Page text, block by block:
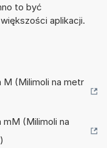
to być
aplikacji.
M (Milimoli na metr
mM (Milimoli na